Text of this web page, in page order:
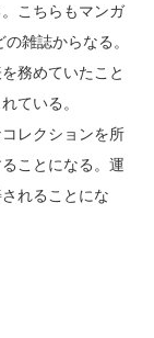
こちらもマンガ
雑誌からなる。
務めていたこと
ている。
レクションを所
ことになる。運
れることにな